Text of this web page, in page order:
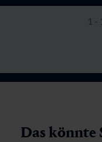
1 -
Das könnte